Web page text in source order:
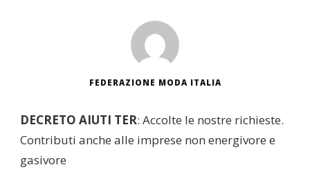
FEDERAZIONE MODA ITALIA
DECRETO AIUTI TER: Accolte le nostre richieste.
Contributi anche alle imprese non energivore e
gasivore